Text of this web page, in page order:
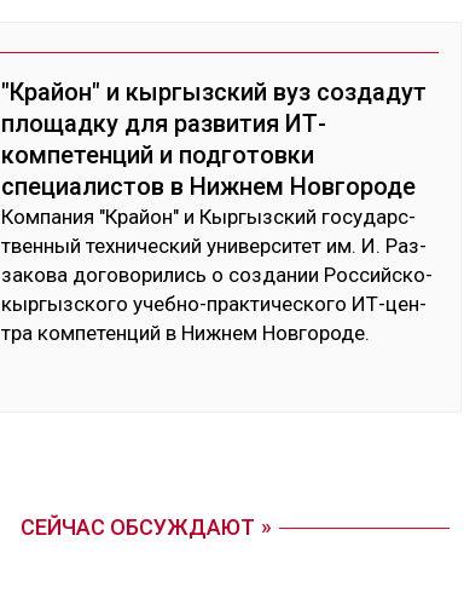
"Крайон" и кыргызский вуз создадут
площадку для развития ИТ-
компетенций и подготовки
специалистов в Нижнем Новгороде
Ком­па­ния "Край­он" и Кыр­гыз­ский го­сударс­
твен­ный тех­ни­чес­кий уни­вер­си­тет им. И. Раз­
за­кова до­гово­рились о соз­да­нии Рос­сий­ско-
кыр­гыз­ско­го учеб­но-прак­ти­чес­ко­го ИТ-цен­
тра ком­пе­тен­ций в Ниж­нем Нов­го­роде.
СЕЙЧАС ОБСУЖДАЮТ